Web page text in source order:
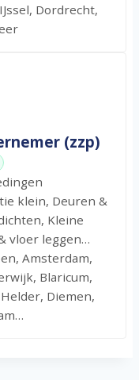
Dordrecht,
(zzp)
klein, Deuren &
Kleine
vloer leggen…
Amsterdam,
Blaricum,
Diemen,